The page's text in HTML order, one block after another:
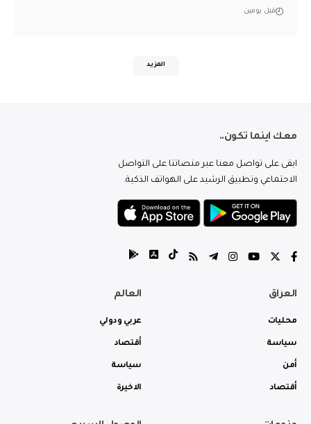
قبل يومين
المزيد
معك اينما تكون..
ابقى على تواصل معنا عبر منصاتنا على التواصل
الاجتماعي وتطبيق الرشيد على الهواتف الذكية.
العراق
محليات
سياسة
أمن
أقتصاد
العالم
عربي ودولي
أقتصاد
سياسة
الاخيرة